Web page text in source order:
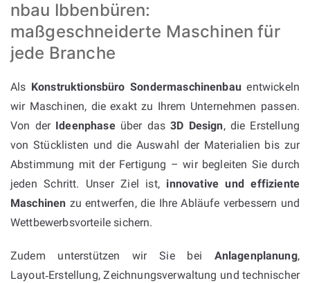
nbau Ibbenbüren:
maßgeschneiderte Maschinen für
jede Branche
Als Konstruktionsbüro Sondermaschinenbauentwickeln
wir Maschinen, die exakt zu Ihrem Unternehmen passen.
Von der Ideenphaseüber das3D Design, die Erstellung
von Stücklisten und die Auswahl der Materialien bis zur
Abstimmung mit der Fertigung – wir begleiten Sie durch
jeden Schritt. Unser Ziel ist, innovative und effiziente
Maschinen zu entwerfen, die Ihre Abläufe verbessern und
Wettbewerbsvorteile sichern.
Zudem unterstützen wir Sie bei Anlagenplanung,
Layout‑Erstellung, Zeichnungsverwaltung und technischer